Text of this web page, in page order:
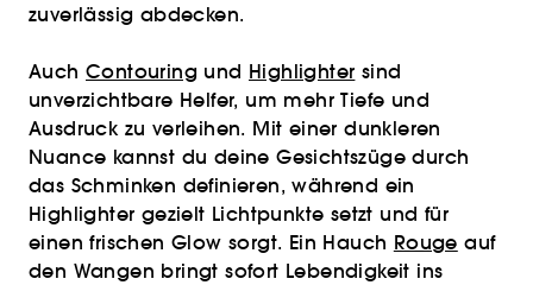
zuverlässig abdecken.
Auch Contouring und Highlighter sind
unverzichtbare Helfer, um mehr Tiefe und
Ausdruck zu verleihen. Mit einer dunkleren
Nuance kannst du deine Gesichtszüge durch
das Schminken definieren, während ein
Highlighter gezielt Lichtpunkte setzt und für
einen frischen Glow sorgt. Ein Hauch Rouge auf
den Wangen bringt sofort Lebendigkeit ins